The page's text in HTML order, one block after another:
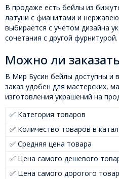
В продаже есть бейлы из
латуни с фианитами и
выбирается с учетом дизайна
сочетания с другой фурнитурой.
Можно ли
В Мир Бусин бейлы доступны и
заказ удобен для мастерских,
изготовления украшений на
✅ Категория товаров
✅ Количество товаров в
✅ Средняя цена товара
✅ Цена самого дешевого
✅ Цена самого дорогого